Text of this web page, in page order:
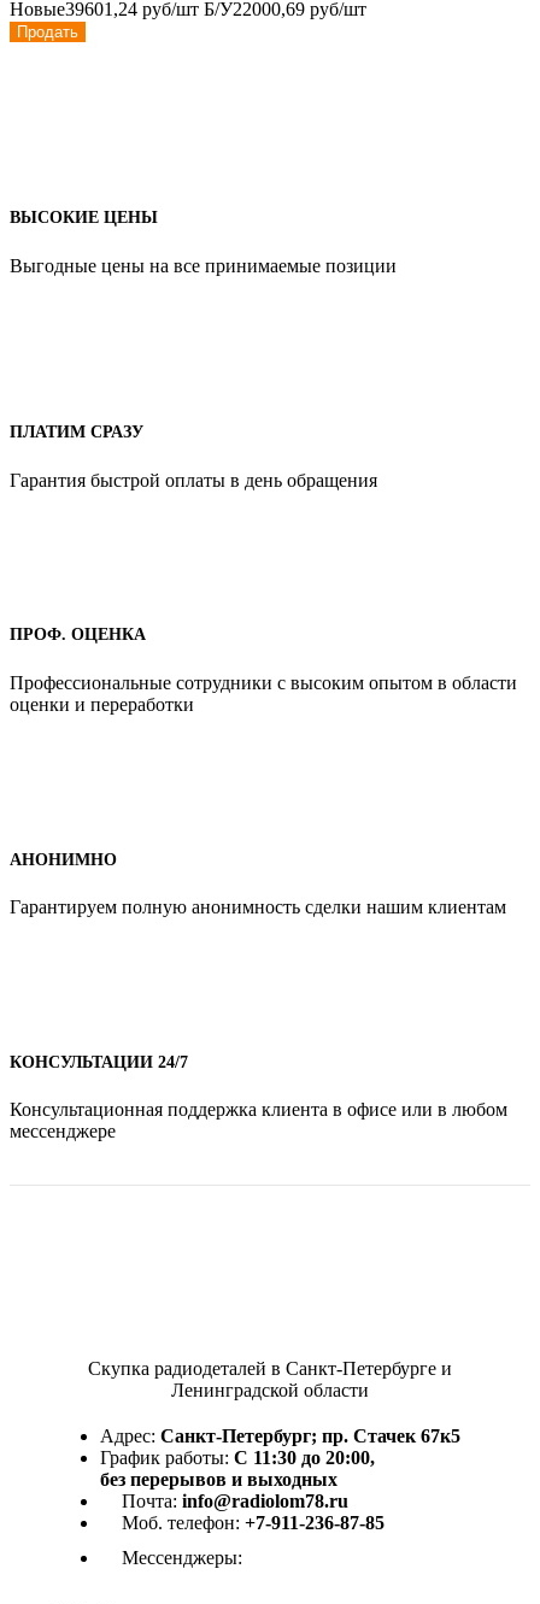
Новые39601,24 руб/шт Б/У22000,69 руб/шт
Продать
ВЫСОКИЕ ЦЕНЫ
Выгодные цены на все принимаемые позиции
ПЛАТИМ СРАЗУ
Гарантия быстрой оплаты в день обращения
ПРОФ. ОЦЕНКА
Профессиональные сотрудники с высоким опытом в области
оценки и переработки
АНОНИМНО
Гарантируем полную анонимность сделки нашим клиентам
КОНСУЛЬТАЦИИ 24/7
Консультационная поддержка клиента в офисе или в любом
мессенджере
Скупка радиодеталей в Санкт-Петербурге и
Ленинградской области
Адрес: Санкт-Петербург; пр. Стачек 67к5
График работы: С 11:30 до 20:00,
без перерывов и выходных
Почта: info@radiolom78.ru
Моб. телефон: +7-911-236-87-85
Мессенджеры: